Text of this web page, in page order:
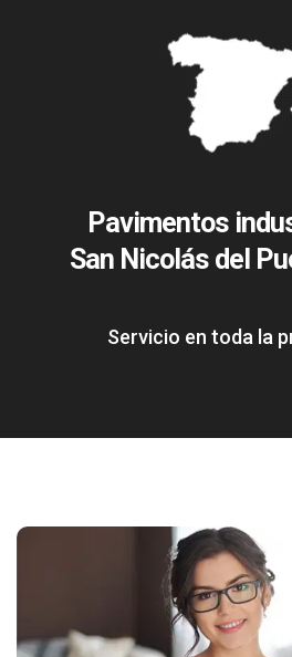
Pavimentos
San Nicolás del
Servicio en toda la